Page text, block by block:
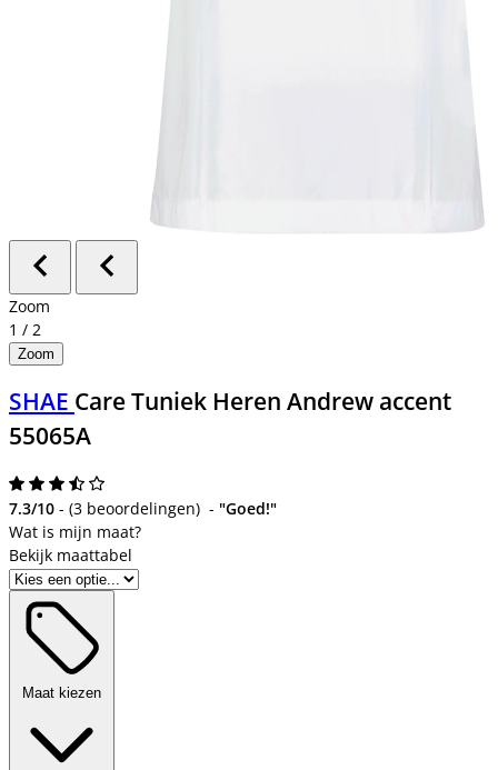
Zoom
1 / 2
Zoom
SHAE Care Tuniek Heren Andrew accent
55065A
7.3/10 - (3 beoordelingen) - "Goed!"
Bekijk maattabel
Maat kiezen